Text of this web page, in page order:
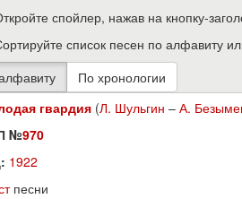
спойлер, нажав на кнопку-
список песен по алфавиту
гвардия (Л. Шульгин – А.
№970
1922
песни